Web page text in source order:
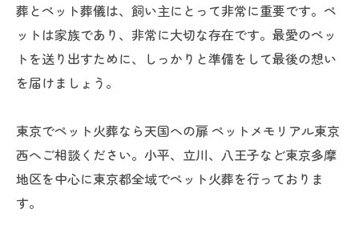
葬とペット葬儀は、飼い主にとって非常に重要です。ペ
ットは家族であり、非常に大切な存在です。最愛のペッ
トを送り出すために、しっかりと準備をして最後の想い
を届けましょう。
東京でペット火葬なら天国への扉 ペットメモリアル東京
西へご相談ください。小平、立川、八王子など東京多摩
地区を中心に東京都全域でペット火葬を行っておりま
す。